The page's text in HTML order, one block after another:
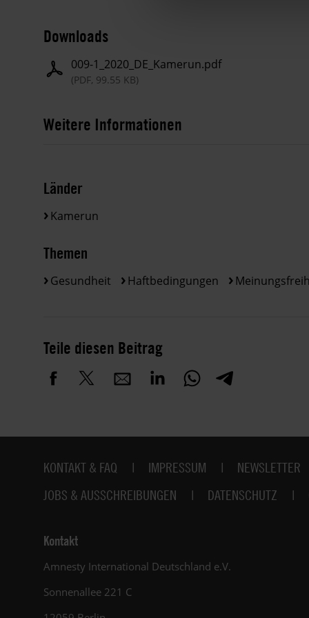
Downloads
009-1_2020_DE_Kamerun.pdf
(PDF, 99.55 KB)
Weitere Informationen
Länder
Kamerun
Themen
Gesundheit Haftbedingungen
Teile diesen Beitrag
Fußbereich
KONTAKT & FAQ IMPRESSUM NEWSLETTER
JOBS & AUSSCHREIBUNGEN
DATENSCHUTZ
Kontakt
Amnesty International Deutschland e.V.
Sonnenallee 221 C